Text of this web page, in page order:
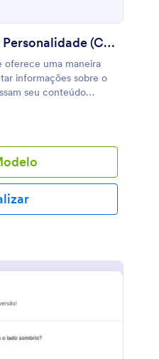
Modelo De Teste De Personalidade (Clássico)
oferece uma maneira
informações sobre o
seu conteúdo